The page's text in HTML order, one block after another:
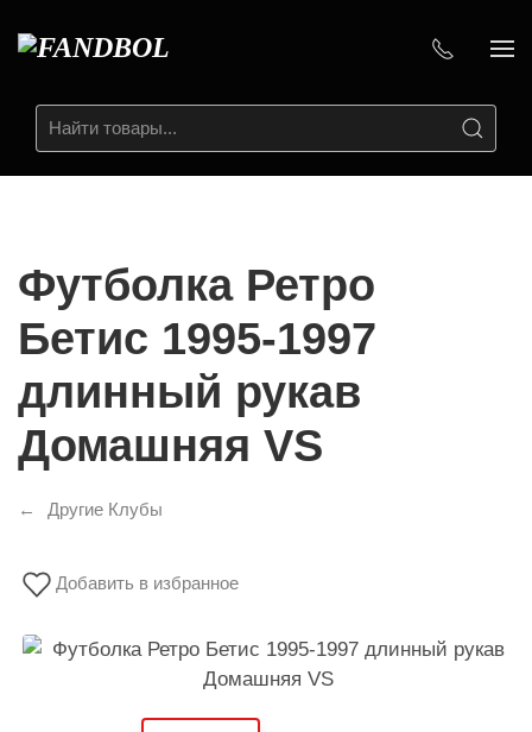
Футболка Ретро
Бетис 1995-1997
длинный рукав
Домашняя VS
Другие Клубы
Добавить в избранное